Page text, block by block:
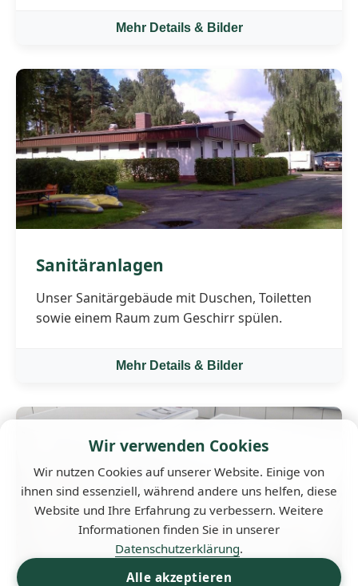
Mehr Details & Bilder
Sanitäranlagen
Unser Sanitärgebäude mit Duschen, Toiletten
sowie einem Raum zum Geschirr spülen.
Mehr Details & Bilder
Wir verwenden Cookies
Wir nutzen Cookies auf unserer Website. Einige von
ihnen sind essenziell, während andere uns helfen, diese
Website und Ihre Erfahrung zu verbessern. Weitere
Informationen finden Sie in unserer
Datenschutzerklärung.
Alle akzeptieren